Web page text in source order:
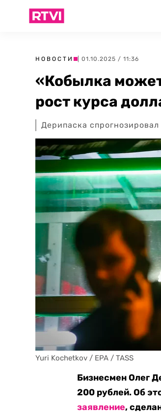
НОВОСТИ | 01.10.2025 / 11:36
«Кобылка
рост курса
Дерипаска
Yuri Kochetkov / EPA / TASS
Бизнесмен Олег
200 рублей. Об
заявление,